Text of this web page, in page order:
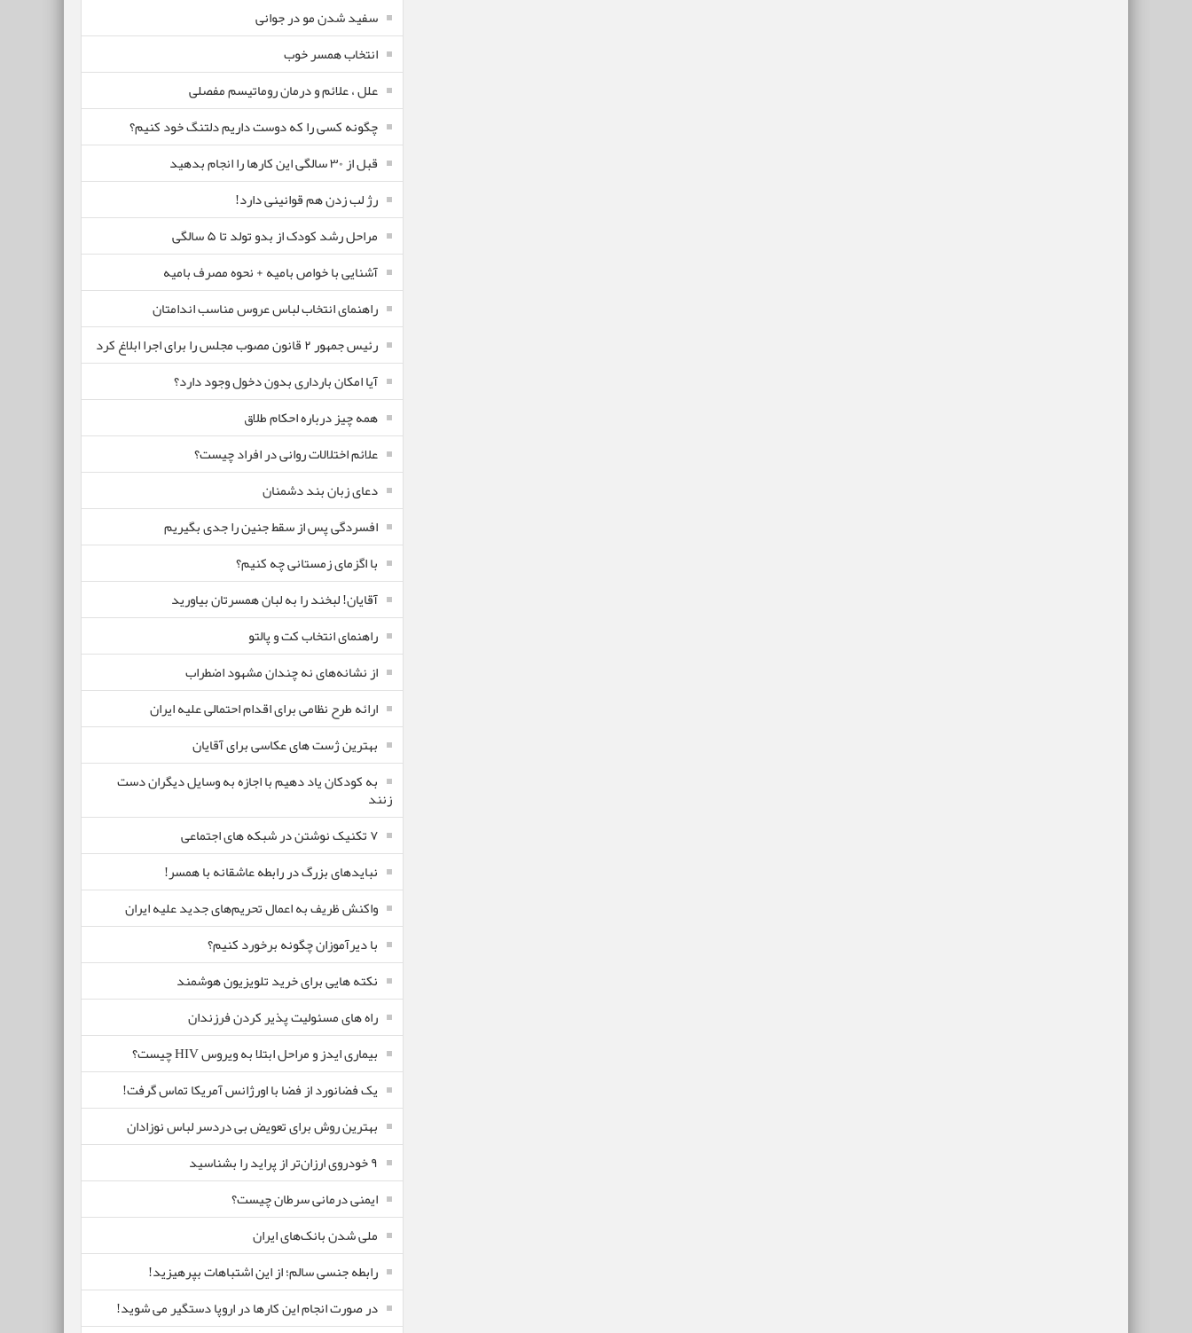
سفید شدن مو در جوانی
انتخاب همسر خوب
علل ، علائم و درمان روماتیسم مفصلی
چگونه کسی را که دوست داریم دلتنگ خود کنیم؟
قبل از ۳۰ سالگی این کارها را انجام بدهید
رژ لب زدن هم قوانینی دارد!
مراحل رشد کودک از بدو تولد تا ۵ سالگی
آشنایی با خواص بامیه + نحوه مصرف بامیه
راهنمای انتخاب لباس عروس مناسب اندامتان
رئیس جمهور ۲ قانون مصوب مجلس را برای اجرا ابلاغ کرد
آیا امکان بارداری بدون دخول وجود دارد؟
همه چیز درباره احکام طلاق
علائم اختلالات روانی در افراد چیست؟
دعای زبان بند دشمنان
افسردگی پس از سقط جنین را جدی بگیریم
با اگزمای زمستانی چه کنیم؟
آقایان! لبخند را به لبان همسرتان بیاورید
راهنمای انتخاب کت و پالتو
از نشانه‌های نه چندان مشهود اضطراب
ارائه طرح نظامی برای اقدام احتمالی علیه ایران
بهترین ژست های عکاسی برای آقایان
به کودکان یاد دهیم با اجازه به وسایل دیگران دست
زنند
۷ تکنیک نوشتن در شبکه های اجتماعی
نبایدهای بزرگ در رابطه عاشقانه با همسر!
واکنش ظریف به اعمال تحریم‌های جدید علیه ایران
با دیرآموزان چگونه برخورد کنیم؟
نکته هایی برای خرید تلویزیون هوشمند
راه های مسئولیت پذیر کردن فرزندان
بیماری ایدز و مراحل ابتلا به ویروس HIV چیست؟
یک فضانورد از فضا با اورژانس آمریکا تماس گرفت!
بهترین روش برای تعویض بی دردسر لباس نوزادان
٩ خودروی ارزان‌تر از پراید را بشناسید
ایمنی درمانی سرطان چیست؟
ملی شدن بانک‌های ایران
رابطه جنسی سالم؛ از این اشتباهات بپرهیزید!
در صورت انجام این کارها در اروپا دستگیر می شوید!